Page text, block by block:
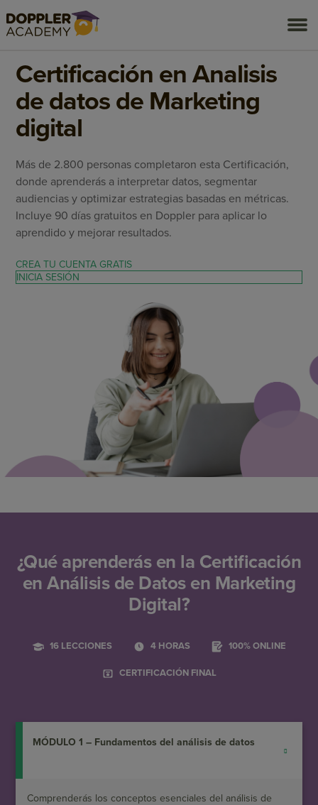
Certificación en Analisis
de datos de Marketing
digital
Más de 2.800 personas completaron esta Certificación,
donde aprenderás a interpretar datos, segmentar
audiencias y optimizar estrategias basadas en métricas.
Incluye 90 días gratuitos en Doppler para aplicar lo
aprendido y mejorar resultados.
CREA TU CUENTA GRATIS
INICIA SESIÓN
¿Qué aprenderás en la Certificación
en Análisis de Datos en Marketing
Digital?
16 LECCIONES 4 HORAS 100% ONLINE
CERTIFICACIÓN FINAL
MÓDULO 1 – Fundamentos del análisis de datos
Comprenderás los conceptos esenciales del análisis de